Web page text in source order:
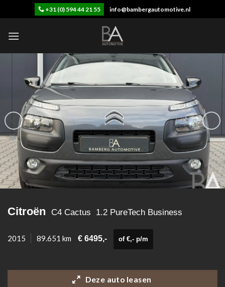
to
content
+31 (0) 594 44 21 55 info@bambergautomotive.nl
Citroën C4 Cactus 1.2 PureTech Business
2015 89.651 km € 6495,- of €,- p/m
Deze auto leasen